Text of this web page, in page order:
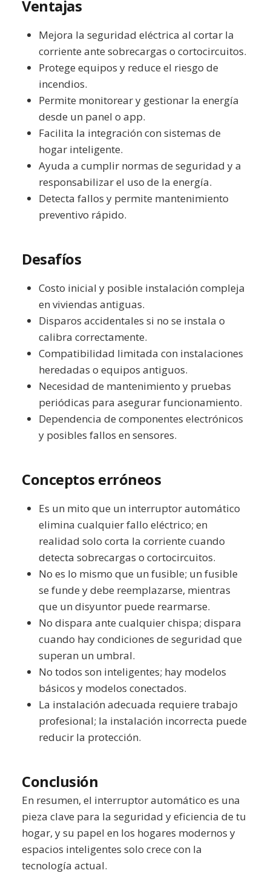
Ventajas
Mejora la seguridad eléctrica al cortar la
corriente ante sobrecargas o cortocircuitos.
Protege equipos y reduce el riesgo de
incendios.
Permite monitorear y gestionar la energía
desde un panel o app.
Facilita la integración con sistemas de
hogar inteligente.
Ayuda a cumplir normas de seguridad y a
responsabilizar el uso de la energía.
Detecta fallos y permite mantenimiento
preventivo rápido.
Desafíos
Costo inicial y posible instalación compleja
en viviendas antiguas.
Disparos accidentales si no se instala o
calibra correctamente.
Compatibilidad limitada con instalaciones
heredadas o equipos antiguos.
Necesidad de mantenimiento y pruebas
periódicas para asegurar funcionamiento.
Dependencia de componentes electrónicos
y posibles fallos en sensores.
Conceptos erróneos
Es un mito que un interruptor automático
elimina cualquier fallo eléctrico; en
realidad solo corta la corriente cuando
detecta sobrecargas o cortocircuitos.
No es lo mismo que un fusible; un fusible
se funde y debe reemplazarse, mientras
que un disyuntor puede rearmarse.
No dispara ante cualquier chispa; dispara
cuando hay condiciones de seguridad que
superan un umbral.
No todos son inteligentes; hay modelos
básicos y modelos conectados.
La instalación adecuada requiere trabajo
profesional; la instalación incorrecta puede
reducir la protección.
Conclusión
En resumen, el interruptor automático es una
pieza clave para la seguridad y eficiencia de tu
hogar, y su papel en los hogares modernos y
espacios inteligentes solo crece con la
tecnología actual.